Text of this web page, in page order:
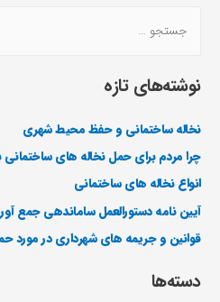
نوشته‌های تازه
نخاله ساختمانی و حفظ محیط شهری
چرا مردم برای حمل نخاله های ساختمانی
انواع نخاله های ساختمانی
آیین نامه دستورالعمل ساماندهی جمع
قوانین و جریمه های شهرداری در مورد
دسته‌ها